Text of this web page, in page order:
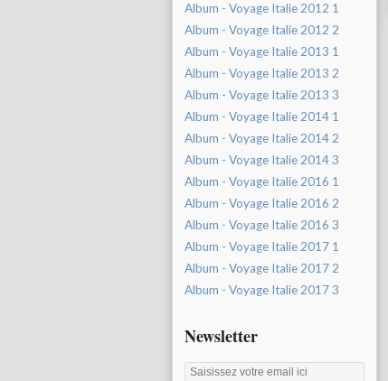
Album - Voyage Italie 2012 1
Album - Voyage Italie 2012 2
Album - Voyage Italie 2013 1
Album - Voyage Italie 2013 2
Album - Voyage Italie 2013 3
Album - Voyage Italie 2014 1
Album - Voyage Italie 2014 2
Album - Voyage Italie 2014 3
Album - Voyage Italie 2016 1
Album - Voyage Italie 2016 2
Album - Voyage Italie 2016 3
Album - Voyage Italie 2017 1
Album - Voyage Italie 2017 2
Album - Voyage Italie 2017 3
Newsletter